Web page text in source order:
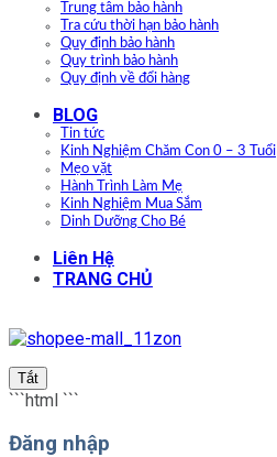
Trung tâm bảo hành
Tra cứu thời hạn bảo hành
Quy định bảo hành
Quy trình bảo hành
Quy định về đổi hàng
BLOG
Tin tức
Kinh Nghiệm Chăm Con 0 – 3 Tuổi
Mẹo vặt
Hành Trình Làm Mẹ
Kinh Nghiệm Mua Sắm
Dinh Dưỡng Cho Bé
Liên Hệ
TRANG CHỦ
Tắt
```html ```
Đăng nhập